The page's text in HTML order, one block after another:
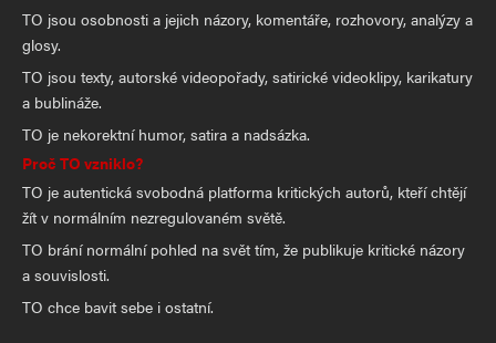
TO jsou osobnosti a jejich názory, komentáře, rozhovory, analýzy a
glosy.
TO jsou texty, autorské videopořady, satirické videoklipy, karikatury
a bublináže.
TO je nekorektní humor, satira a nadsázka.
Proč TO vzniklo?
TO je autentická svobodná platforma kritických autorů, kteří chtějí
žít v normálním nezregulovaném světě.
TO brání normální pohled na svět tím, že publikuje kritické názory
a souvislosti.
TO chce bavit sebe i ostatní.